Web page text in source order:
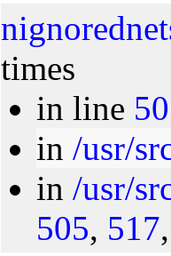
times
in line
in /usr/
in /usr/
505, 517